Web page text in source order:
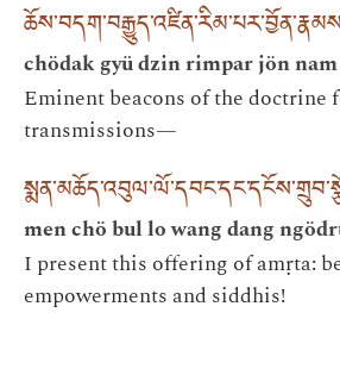
chödak gyü dzin rimpar jön
Eminent beacons of the doctrine
transmissions—
men chö bul lo wang dang
I present this offering of amṛta:
empowerments and siddhis!